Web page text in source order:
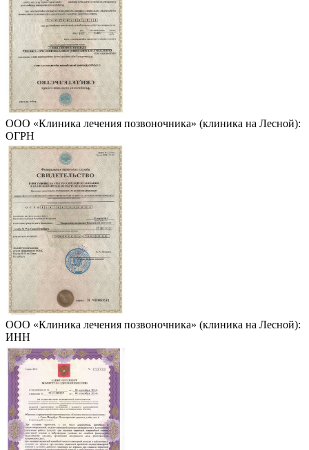
ООО «Клиника лечения позвоночника» (клиника на Лесной):
ОГРН
ООО «Клиника лечения позвоночника» (клиника на Лесной):
ИНН